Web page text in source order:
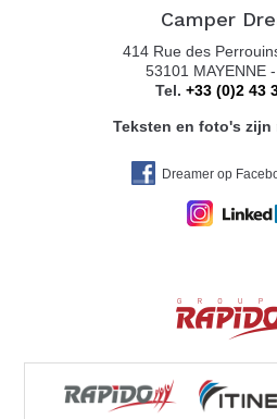
Camper
414 Rue des
53101 MAYENNE
Tel. +33 (0)2 43
Teksten en foto's zijn
Dreamer op